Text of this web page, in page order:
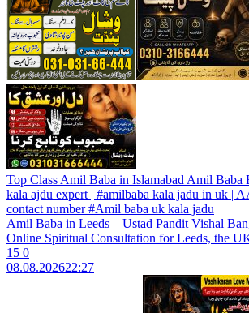
Top Class Amil Baba in Islamabad Amil Baba
kala ajdu expert | #amilbaba kala jadu in uk |
contact number #Amil baba uk kala jadu
Amil Baba in Leeds – Ustad Pandit Vishal
Online Spiritual Consultation for Leeds, the
15 0
08.08.202622:27